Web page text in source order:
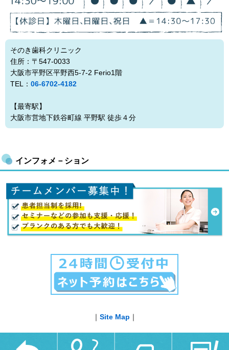
そのき歯科クリニック
住所：〒547-0033
大阪市平野区平野西5-7-2 Ferio1階
TEL： 06-6702-4182
【最寄駅】
大阪市営地下鉄谷町線 平野駅 徒歩４分
インフォメ－ション
｜ Site Map ｜